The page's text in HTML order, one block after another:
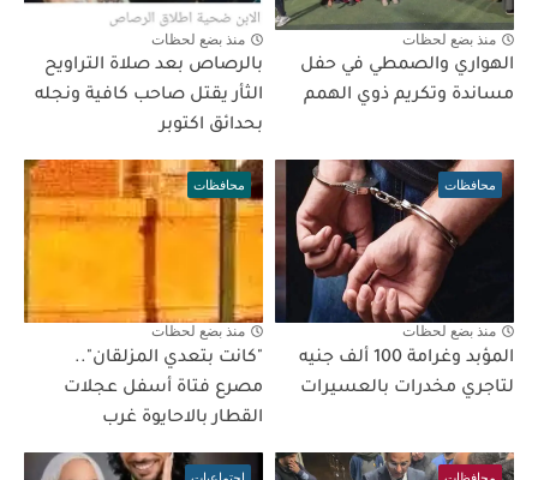
منذ بضع لحظات
الهواري والصمطي في حفل
مساندة وتكريم ذوي الهمم
منذ بضع لحظات
بالرصاص بعد صلاة التراويح
الثأر يقتل صاحب كافية ونجله
بحدائق اكتوبر
محافظات
منذ بضع لحظات
المؤبد وغرامة 100 ألف جنيه
لتاجري مخدرات بالعسيرات
محافظات
منذ بضع لحظات
"كانت بتعدي المزلقان"..
مصرع فتاة أسفل عجلات
القطار بالاحايوة غرب
محافظات اجتماعيات